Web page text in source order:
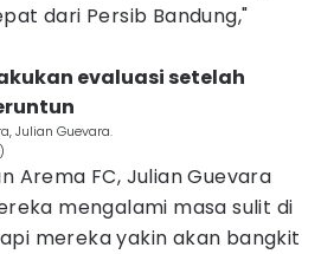
dari Persib Bandung,"
evaluasi setelah
Julian Guevara.
Arema FC, Julian Guevara
mengalami masa sulit di
mereka yakin akan bangkit